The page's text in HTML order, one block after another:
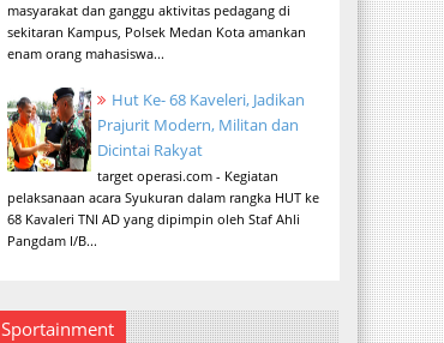
masyarakat dan ganggu aktivitas pedagang di
sekitaran Kampus, Polsek Medan Kota amankan
enam orang mahasiswa...
Hut Ke- 68 Kaveleri, Jadikan
Prajurit Modern, Militan dan
Dicintai Rakyat
target operasi.com - Kegiatan
pelaksanaan acara Syukuran dalam rangka HUT ke
68 Kavaleri TNI AD yang dipimpin oleh Staf Ahli
Pangdam I/B...
Sportainment